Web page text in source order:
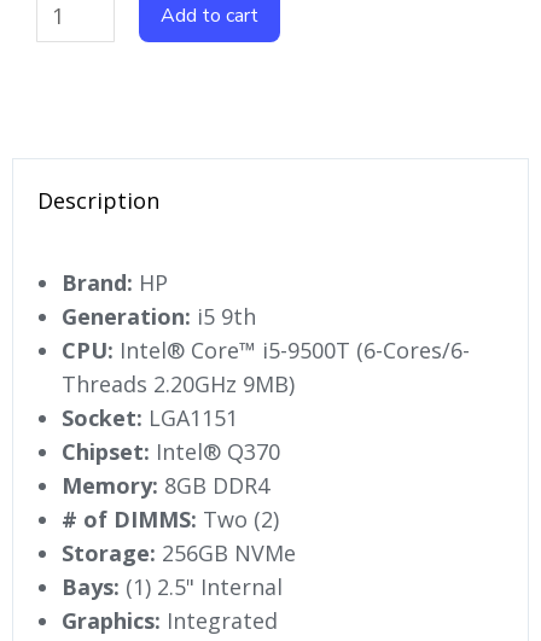
Add to cart
Description
Brand: HP
Generation: i5 9th
CPU: Intel® Core™ i5-9500T (6-Cores/6-
Threads 2.20GHz 9MB)
Socket: LGA1151
Chipset: Intel® Q370
Memory: 8GB DDR4
# of DIMMS: Two (2)
Storage: 256GB NVMe
Bays: (1) 2.5" Internal
Graphics: Integrated